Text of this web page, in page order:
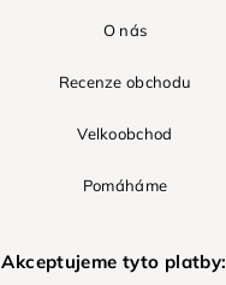
O nás
Recenze obchodu
Velkoobchod
Pomáháme
Akceptujeme tyto platby: